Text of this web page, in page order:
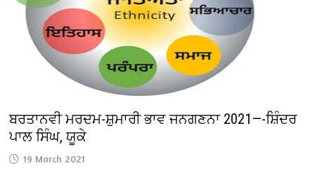
ਬਰਤਾਨਵੀ ਮਰਦਮ-ਸ਼ੁਮਾਰੀ ਭਾਵ ਜਨਗਣਨਾ 2021—-ਸ਼ਿੰਦਰ
ਪਾਲ ਸਿੰਘ, ਯੂਕੇ
19 March 2021